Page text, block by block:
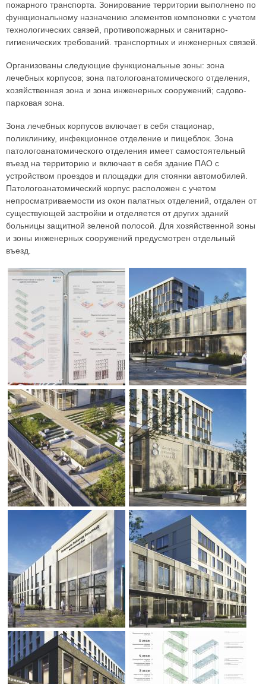
пожарного транспорта. Зонирование территории выполнено по
функциональному назначению элементов компоновки с учетом
технологических связей, противопожарных и санитарно-
гигиенических требований. транспортных и инженерных связей.
Организованы следующие функциональные зоны: зона
лечебных корпусов; зона патологоанатомического отделения,
хозяйственная зона и зона инженерных сооружений; садово-
парковая зона.
Зона лечебных корпусов включает в себя стационар,
поликлинику, инфекционное отделение и пищеблок. Зона
патологоанатомического отделения имеет самостоятельный
въезд на территорию и включает в себя здание ПАО с
устройством проездов и площадки для стоянки автомобилей.
Патологоанатомический корпус расположен с учетом
непросматриваемости из окон палатных отделений, отдален от
существующей застройки и отделяется от других зданий
больницы защитной зеленой полосой. Для хозяйственной зоны
и зоны инженерных сооружений предусмотрен отдельный
въезд.